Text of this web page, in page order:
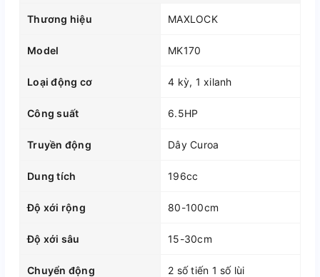
Thương hiệu MAXLOCK
Model MK170
Loại động cơ 4 kỳ, 1 xilanh
Công suất 6.5HP
Truyền động Dây Curoa
Dung tích 196cc
Độ xới rộng 80-100cm
Độ xới sâu 15-30cm
Chuyển động 2 số tiến 1 số lùi